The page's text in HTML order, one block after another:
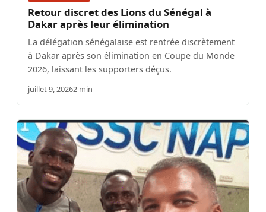
Retour discret des Lions du Sénégal à
Dakar après leur élimination
La délégation sénégalaise est rentrée discrètement
à Dakar après son élimination en Coupe du Monde
2026, laissant les supporters déçus.
juillet 9, 20262 min